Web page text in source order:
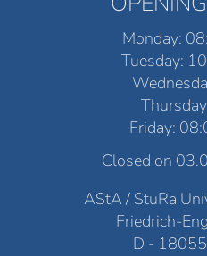
Monday:
Tuesday:
Friday:
Closed on
AStA / StuRa
Friedrich-
D -